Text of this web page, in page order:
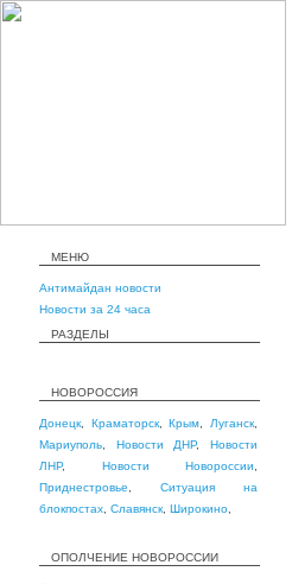
МЕНЮ
Антимайдан новости
Новости за 24 часа
РАЗДЕЛЫ
НОВОРОССИЯ
Донецк Краматорск,Крым Луганск
Мариуполь
Новости ДНР,Новости
ЛНР, Новости Новороссии
Приднестровье
Ситуация на
блокпостах Славянск Широкино
ОПОЛЧЕНИЕ НОВОРОССИИ